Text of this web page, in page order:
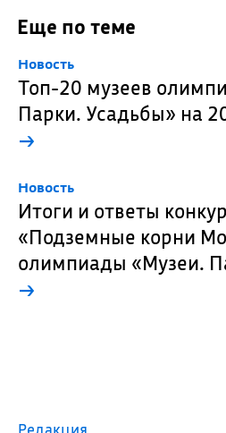
Еще по теме
Новость
Топ-20 музеев
Парки. Усадьбы» на
→
Новость
Итоги и ответы
«Подземные корни
олимпиады «Музеи.
→
Редакция